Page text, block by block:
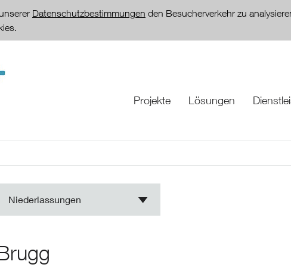
Datenschutzbestimmungen den Besucherverkehr zu
Projekte Lösungen
Niederlassungen